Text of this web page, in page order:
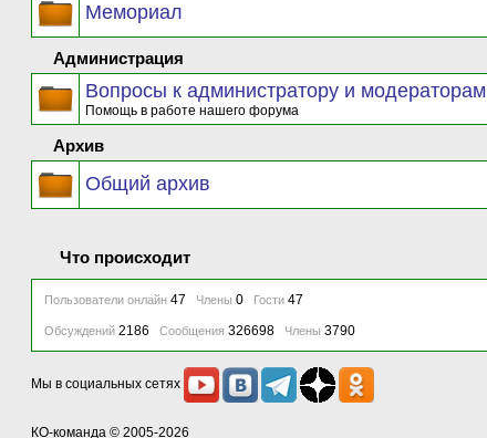
Мемориал
Администрация
Вопросы к администратору и модераторам
Помощь в работе нашего форума
Архив
Общий архив
Что происходит
Пользователи онлайн 47 Члены 0 Гости 47
Обсуждений 2186 Сообщения 326698 Члены 3790
Мы в социальных сетях
КО-команда © 2005-2026